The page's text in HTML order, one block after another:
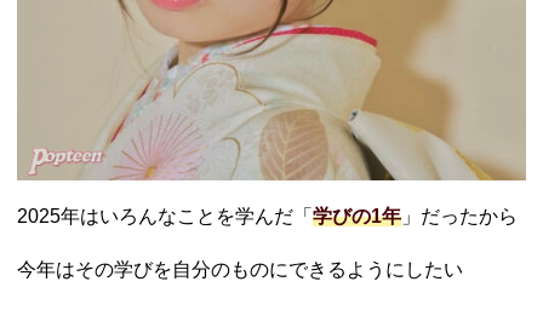
2025年はいろんなことを学んだ「 学びの1年 」だったから
今年はその学びを自分のものにできるようにしたい